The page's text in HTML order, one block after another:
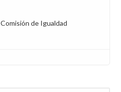
Comisión de Igualdad